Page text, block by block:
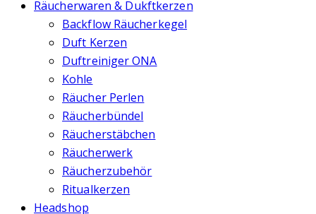
Räucherwaren & Dukftkerzen
Backflow Räucherkegel
Duft Kerzen
Duftreiniger ONA
Kohle
Räucher Perlen
Räucherbündel
Räucherstäbchen
Räucherwerk
Räucherzubehör
Ritualkerzen
Headshop